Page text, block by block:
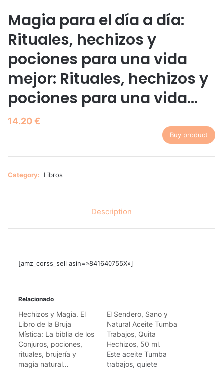
Magia para el día a día:
Rituales, hechizos y
pociones para una vida
mejor: Rituales, hechizos y
pociones para una vida…
14.20€
Buy product
Category: Libros
Description
[amz_corss_sell asin=»841640755X»]
Relacionado
Hechizos y Magia. El
Libro de la Bruja
Mística: La biblia de los
Conjuros, pociones,
rituales, brujería y
magia natural…
El Sendero, Sano y
Natural Aceite Tumba
Trabajos, Quita
Hechizos, 50 ml.
Este aceite Tumba
trabajos, quiete